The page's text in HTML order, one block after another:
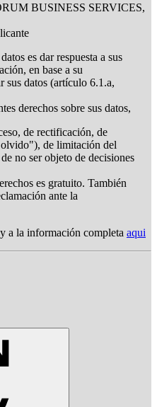
BUSINESS SERVICES,
es dar respuesta a sus
en base a su
sus datos (artículo 6.1.a,
derechos sobre sus datos,
de rectificación, de
de limitación del
no ser objeto de decisiones
es gratuito. También
ante la
y a la información completa aqui